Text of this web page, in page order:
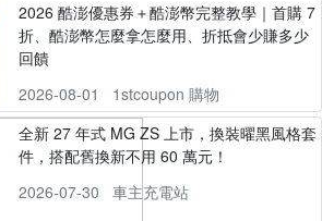
2026 酷澎優惠券＋酷澎幣完整教學｜首購 7
折、酷澎幣怎麼拿怎麼用、折抵會少賺多少
回饋
2026-08-01
1stcoupon 購物
全新 27 年式 MG ZS 上市，換裝曜黑風格套
件，搭配舊換新不用 60 萬元！
2026-07-30
車主充電站